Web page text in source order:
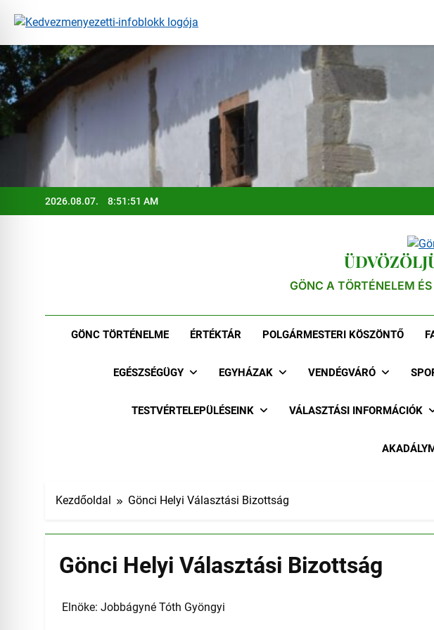
2026.08.07. 8:51:52 AM
GÖNC A TÖRTÉNELEM
GÖNC TÖRTÉNELME ÉRTÉKTÁR POLGÁRMESTERI KÖSZÖNTŐ
EGÉSZSÉGÜGY EGYHÁZAK VENDÉGVÁRÓ
TESTVÉRTELEPÜLÉSEINK VÁLASZTÁSI INFORMÁCIÓK
Kezdőoldal Gönci Helyi Választási Bizottság
Gönci Helyi Választási Bizottság
Elnöke: Jobbágyné Tóth Gyöngyi